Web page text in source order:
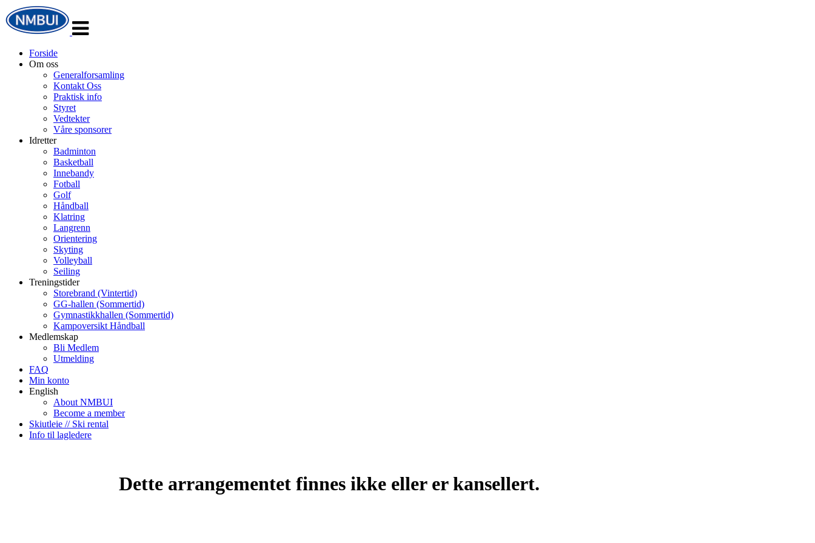
navigasjon
Forside
Om oss
Generalforsamling
Kontakt Oss
Praktisk info
Styret
Vedtekter
Våre sponsorer
Idretter
Badminton
Basketball
Innebandy
Fotball
Golf
Håndball
Klatring
Langrenn
Orientering
Skyting
Volleyball
Seiling
Treningstider
Storebrand (Vintertid)
GG-hallen (Sommertid)
Gymnastikkhallen (Sommertid)
Kampoversikt Håndball
Medlemskap
Bli Medlem
Utmelding
FAQ
Min konto
English
About NMBUI
Become a member
Skiutleie // Ski rental
Info til lagledere
Dette arrangementet finnes ikke eller er kansellert.